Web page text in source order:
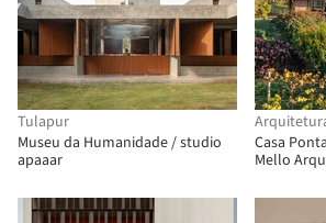
Tulapur
Museu da Humanidade / studio
apaaar
Casa
Mello